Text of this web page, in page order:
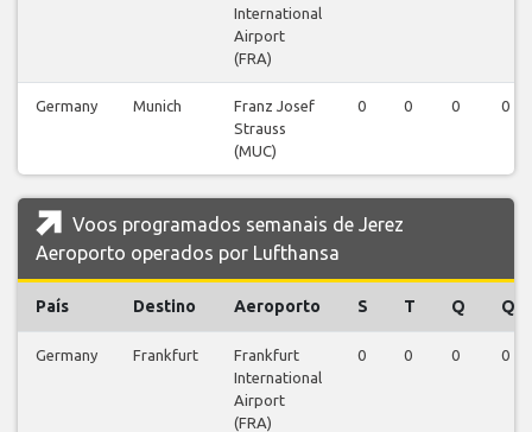
International
Airport
(FRA)
Germany Munich
Franz Josef
Strauss
(MUC)
0 0 0 0
Voos programados semanais de Jerez
Aeroporto operados por Lufthansa
País Destino Aeroporto S T Q Q
Germany Frankfurt
Frankfurt
International
Airport
(FRA)
0 0 0 0